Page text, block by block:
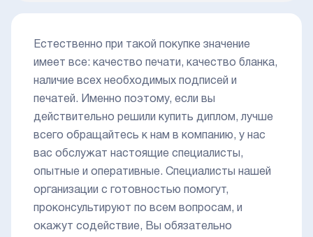
Естественно при такой покупке значение
имеет все: качество печати, качество бланка,
наличие всех необходимых подписей и
печатей. Именно поэтому, если вы
действительно решили купить диплом, лучше
всего обращайтесь к нам в компанию, у нас
вас обслужат настоящие специалисты,
опытные и оперативные. Специалисты нашей
организации с готовностью помогут,
проконсультируют по всем вопросам, и
окажут содействие, Вы обязательно